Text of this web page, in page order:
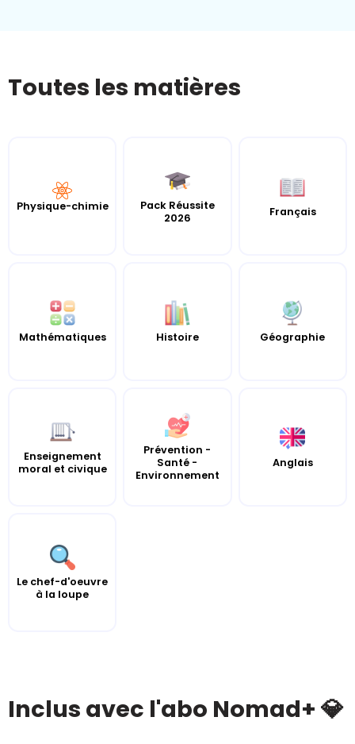
Toutes les matières
Physique-chimie
Pack Réussite
2026
Français
Mathématiques Histoire Géographie
Enseignement
moral et civique
Prévention -
Santé -
Environnement
Anglais
Le chef-d'oeuvre
à la loupe
Inclus avec l'abo Nomad+ 💎